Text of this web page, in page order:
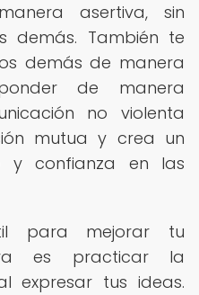
asertiva, sin
También te
demás de manera
de manera
no violenta
mutua y crea un
y confianza en las
para mejorar tu
es practicar la
expresar tus ideas.